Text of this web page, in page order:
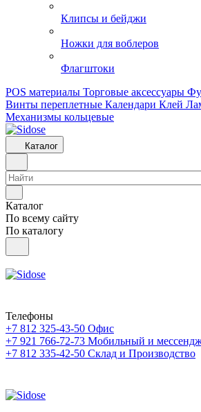
Клипсы и бeйджи
Ножки для воблеров
Флагштоки
POS материалы Торговые аксессуары
Винты переплетные Календари Клей
Механизмы кольцевые
Каталог
Каталог
По всему сайту
По каталогу
Телефоны
+7 812 325-43-50 Офис
+7 921 766-72-73 Мобильный и
+7 812 335-42-50 Склад и Производство